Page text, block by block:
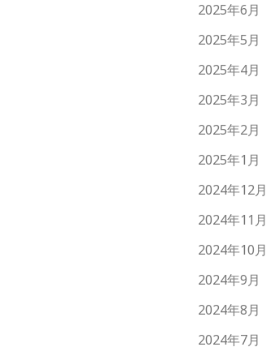
2025年6月
2025年5月
2025年4月
2025年3月
2025年2月
2025年1月
2024年12月
2024年11月
2024年10月
2024年9月
2024年8月
2024年7月